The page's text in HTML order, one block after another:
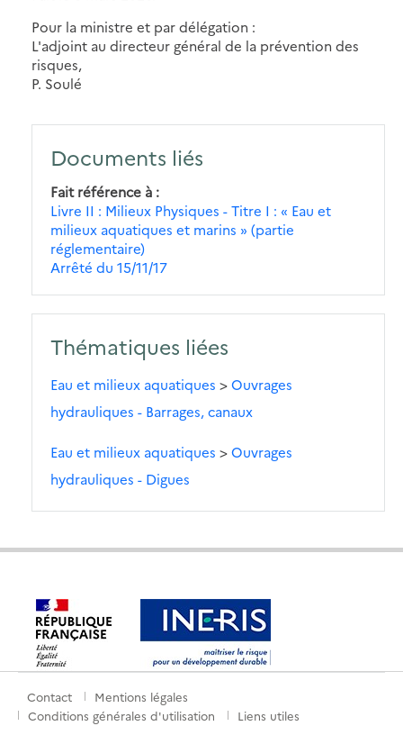
Pour la ministre et par délégation :
L'adjoint au directeur général de la prévention des
risques,
P. Soulé
Documents liés
Fait référence à
Livre II : Milieux Physiques - Titre I : « Eau et
milieux aquatiques et marins » (partie
réglementaire)
Arrêté du 15/11/17
Thématiques liées
Eau et milieux aquatiques >Ouvrages
hydrauliques - Barrages, canaux
Eau et milieux aquatiques >Ouvrages
hydrauliques - Digues
Menu
Contact
Mentions légales
Conditions générales d'utilisation
Liens utiles